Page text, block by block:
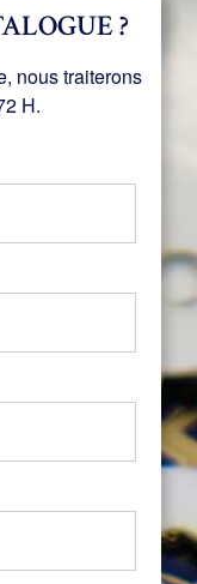
?
nous traiterons
H.